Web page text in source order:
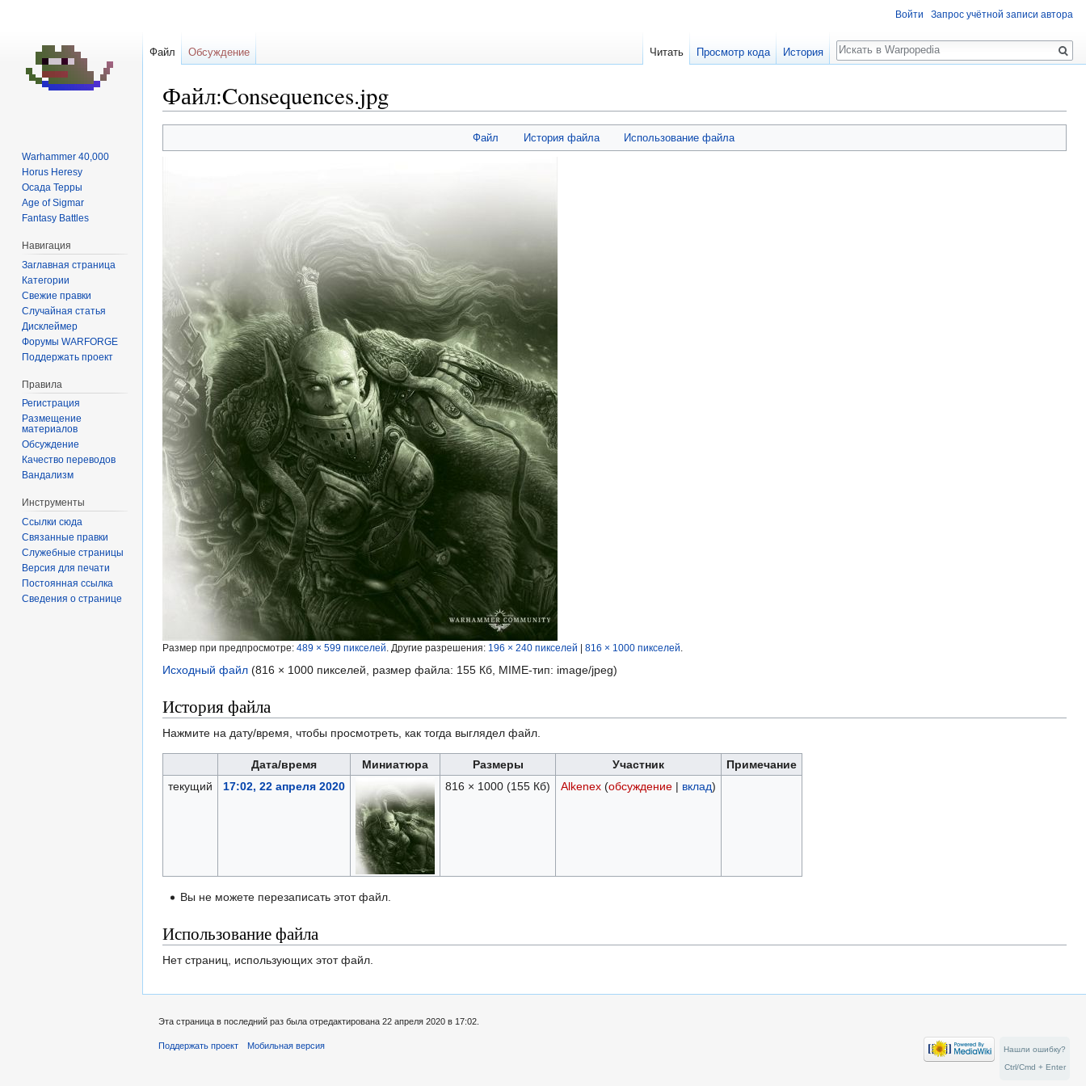
Файл:Consequences.jpg
к
к
Файл История файла Использование файла
Размер при предпросмотре: 489 × 599 пикселей Другие разрешения: 196 × 240 пикселей 816 × 1000 пикселей
Исходный файл (816 × 1000 пикселей, размер файла: 155 Кб, MIME-тип: image/jpeg)
История файла
Нажмите на дату/время, чтобы просмотреть, как тогда выглядел файл.
Дата/время Миниатюра Размеры Участник
Примечание
текущий
17:02, 22 апреля 2020 816 × 1000 (155 Кб) Alkenex (обсуждение| вклад)
Вы не можете перезаписать этот файл.
Использование файла
Нет страниц, использующих этот файл.
Войти Запрос учётной записи автора
Файл Обсуждение Читать Просмотр кода История
Поиск
Warhammer 40,000
Horus Heresy
Осада Терры
Age of Sigmar
Fantasy Battles
Навигация
Заглавная страница
Категории
Свежие правки
Случайная статья
Дисклеймер
Форумы WARFORGE
Поддержать проект
Правила
Регистрация
Размещение
материалов
Обсуждение
Качество переводов
Вандализм
Инструменты
Ссылки сюда
Связанные правки
Служебные страницы
Версия для печати
Постоянная ссылка
Сведения о странице
Эта страница в последний раз была отредактирована 22 апреля 2020 в 17:02.
Поддержать проект Мобильная версия
Нашли ошибку?
Ctrl/Cmd + Enter